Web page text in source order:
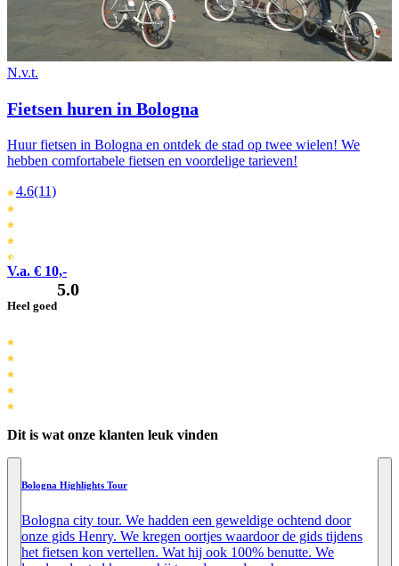
N.v.t.
Fietsen huren in Bologna
Huur fietsen in Bologna en ontdek de stad op twee wielen! We
hebben comfortabele fietsen en voordelige tarieven!
4.6(11)
V.a. € 10,-
Heel goed
5.0
Dit is wat onze klanten leuk vinden
Bologna Highlights Tour
Bologna city tour. We hadden een geweldige ochtend door
onze gids Henry. We kregen oortjes waardoor de gids tijdens
het fietsen kon vertellen. Wat hij ook 100% benutte. We